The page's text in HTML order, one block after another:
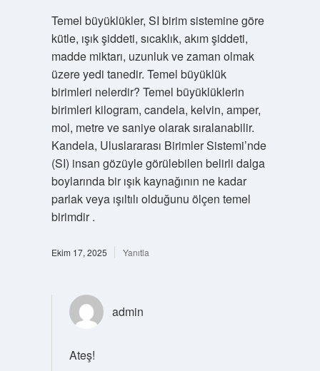
Temel büyüklükler, SI birim sistemine göre
kütle, ışık şiddeti, sıcaklık, akım şiddeti,
madde miktarı, uzunluk ve zaman olmak
üzere yedi tanedir. Temel büyüklük
birimleri nelerdir? Temel büyüklüklerin
birimleri kilogram, candela, kelvin, amper,
mol, metre ve saniye olarak sıralanabilir.
Kandela, Uluslararası Birimler Sistemi’nde
(SI) insan gözüyle görülebilen belirli dalga
boylarında bir ışık kaynağının ne kadar
parlak veya ışıltılı olduğunu ölçen temel
birimdir .
Ekim 17, 2025 Yanıtla
admin
Ateş!